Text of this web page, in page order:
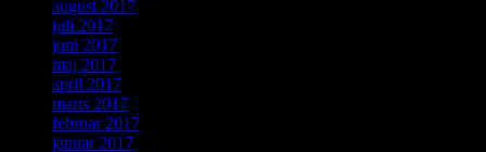
august 2017
juli 2017
juni 2017
maj 2017
april 2017
marts 2017
februar 2017
januar 2017